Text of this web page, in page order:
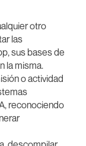
otro
las
sus bases de
la misma.
o actividad
reconociendo